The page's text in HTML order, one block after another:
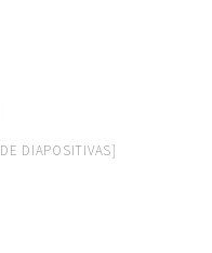
DIAPOSITIVAS]